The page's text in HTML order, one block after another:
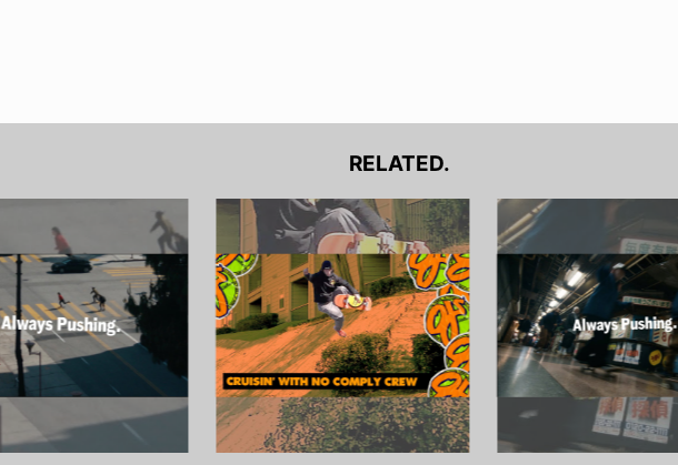
RELATED.